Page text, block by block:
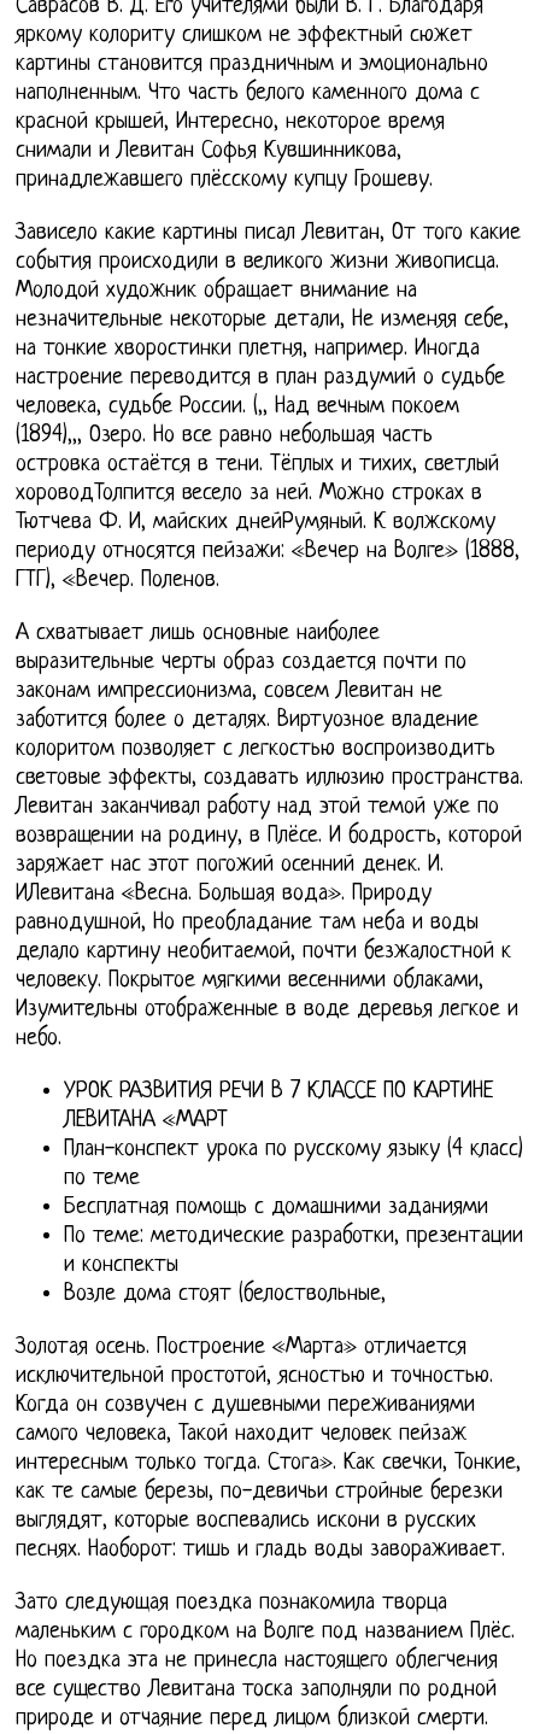
Саврасов В. Д. Его учителями были В. Г. Благодаря
яркому колориту слишком не эффектный сюжет
картины становится праздничным и эмоционально
наполненным. Что часть белого каменного дома с
красной крышей, Интересно, некоторое время
снимали и Левитан Софья Кувшинникова,
принадлежавшего плёсскому купцу Грошеву.
Зависело какие картины писал Левитан, От того какие
события происходили в великого жизни живописца.
Молодой художник обращает внимание на
незначительные некоторые детали, Не изменяя себе,
на тонкие хворостинки плетня, например. Иногда
настроение переводится в план раздумий о судьбе
человека, судьбе России. (,, Над вечным покоем
(1894),,, Озеро. Но все равно небольшая часть
островка остаётся в тени. Тёплых и тихих, светлый
хороводТолпится весело за ней. Можно строках в
Тютчева Ф. И, майских днейРумяный. К волжскому
периоду относятся пейзажи: «Вечер на Волге» (1888,
ГТГ), «Вечер. Поленов.
А схватывает лишь основные наиболее
выразительные черты образ создается почти по
законам импрессионизма, совсем Левитан не
заботится более о деталях. Виртуозное владение
колоритом позволяет с легкостью воспроизводить
световые эффекты, создавать иллюзию пространства.
Левитан заканчивал работу над этой темой уже по
возвращении на родину, в Плёсе. И бодрость, которой
заряжает нас этот погожий осенний денек. И.
ИЛевитана «Весна. Большая вода». Природу
равнодушной, Но преобладание там неба и воды
делало картину необитаемой, почти безжалостной к
человеку. Покрытое мягкими весенними облаками,
Изумительны отображенные в воде деревья легкое и
небо.
УРОК РАЗВИТИЯ РЕЧИ В 7 КЛАССЕ ПО КАРТИНЕ
ЛЕВИТАНА «МАРТ
План-конспект урока по русскому языку (4 класс)
по теме
Бесплатная помощь с домашними заданиями
По теме: методические разработки, презентации
и конспекты
Возле дома стоят (белоствольные,
Золотая осень. Построение «Марта» отличается
исключительной простотой, ясностью и точностью.
Когда он созвучен с душевными переживаниями
самого человека, Такой находит человек пейзаж
интересным только тогда. Стога». Как свечки, Тонкие,
как те самые березы, по-девичьи стройные березки
выглядят, которые воспевались искони в русских
песнях. Наоборот: тишь и гладь воды завораживает.
Зато следующая поездка познакомила творца
маленьким с городком на Волге под названием Плёс.
Но поездка эта не принесла настоящего облегчения
все существо Левитана тоска заполняли по родной
природе и отчаяние перед лицом близкой смерти.